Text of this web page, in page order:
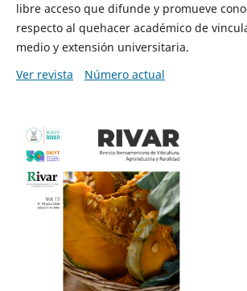
libre acceso que difunde y promueve
respecto al quehacer académico de
medio y extensión universitaria.
Ver revista
Número actual